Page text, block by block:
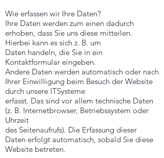
Wie erfassen wir Ihre Daten?
Ihre Daten werden zum einen dadurch
erhoben, dass Sie uns diese mitteilen.
Hierbei kann es sich z. B. um
Daten handeln, die Sie in ein
Kontaktformular eingeben.
Andere Daten werden automatisch oder nach
Ihrer Einwilligung beim Besuch der Website
durch unsere ITSysteme
erfasst. Das sind vor allem technische Daten
(z. B. Internetbrowser, Betriebssystem oder
Uhrzeit
des Seitenaufrufs). Die Erfassung dieser
Daten erfolgt automatisch, sobald Sie diese
Website betreten.